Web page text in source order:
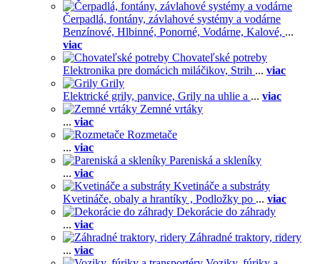
Čerpadlá, fontány, závlahové systémy a vodárne
Benzínové, Hlbinné, Ponorné, Vodárne, Kalové, ...
viac
Chovateľské potreby
Elektronika pre domácich miláčikov, Strih ... viac
Grily
Elektrické grily, panvice, Grily na uhlie a ... viac
Zemné vrtáky
... viac
Rozmetače
... viac
Pareniská a skleníky
... viac
Kvetináče a substráty
Kvetináče, obaly a hrantíky , Podložky po ... viac
Dekorácie do záhrady
... viac
Záhradné traktory, ridery
... viac